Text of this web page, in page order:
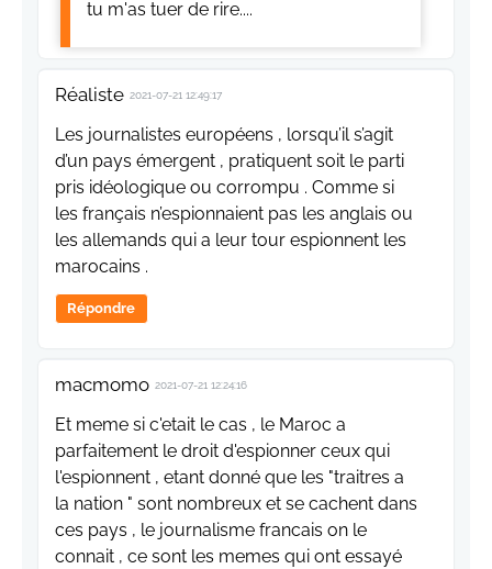
tu m'as tuer de rire....
Réaliste 2021-07-21 12:49:17
Les journalistes européens , lorsqu’il s’agit
d’un pays émergent , pratiquent soit le parti
pris idéologique ou corrompu . Comme si
les français n’espionnaient pas les anglais ou
les allemands qui a leur tour espionnent les
marocains .
Répondre
macmomo 2021-07-21 12:24:16
Et meme si c'etait le cas , le Maroc a
parfaitement le droit d'espionner ceux qui
l'espionnent , etant donné que les "traitres a
la nation " sont nombreux et se cachent dans
ces pays , le journalisme francais on le
connait , ce sont les memes qui ont essayé